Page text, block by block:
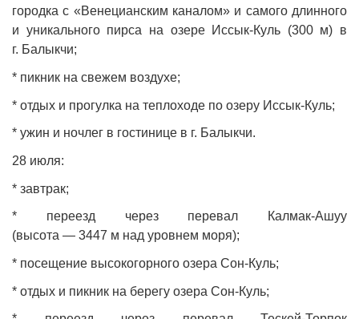
городка с «Венецианским каналом» и самого длинного
и уникального пирса на озере Иссык‑Куль (300 м) в
г. Балыкчи;
* пикник на свежем воздухе;
* отдых и прогулка на теплоходе по озеру Иссык‑Куль;
* ужин и ночлег в гостинице в г. Балыкчи.
28 июля:
* завтрак;
* переезд через перевал Калмак‑Ашуу
(высота — 3447 м над уровнем моря);
* посещение высокогорного озера Сон‑Куль;
* отдых и пикник на берегу озера Сон‑Куль;